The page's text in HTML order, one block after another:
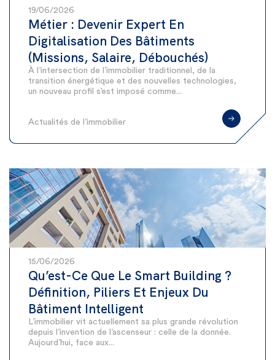
19/06/2026
Métier : Devenir Expert En
Digitalisation Des Bâtiments
(Missions, Salaire, Débouchés)
À l’intersection de l’immobilier traditionnel, de la
transition énergétique et des nouvelles technologies,
un nouveau profil s’est imposé comme...
Actualités de l’immobilier
15/06/2026
Qu’est-Ce Que Le Smart Building ?
Définition, Piliers Et Enjeux Du
Bâtiment Intelligent
L’immobilier vit actuellement sa plus grande révolution
depuis l’invention de l’ascenseur : celle de la donnée.
Aujourd’hui, face aux...